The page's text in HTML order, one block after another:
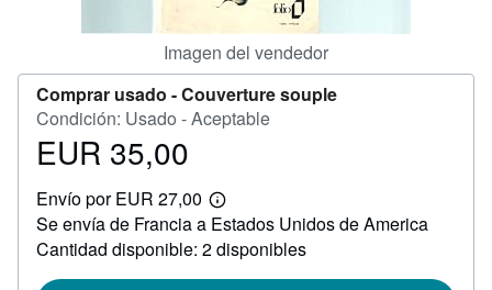
Imagen del vendedor
Comprar usado -Couverture souple
Condición: Usado - Aceptable
Precio
35,00
EUR 35,00
Envío por EUR 27,00
Más
información
sobre
las
Se envía de Francia a Estados Unidos de America
Cantidad disponible: 2 disponibles